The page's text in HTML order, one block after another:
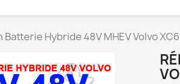
Hybride 48V MHEV Volvo